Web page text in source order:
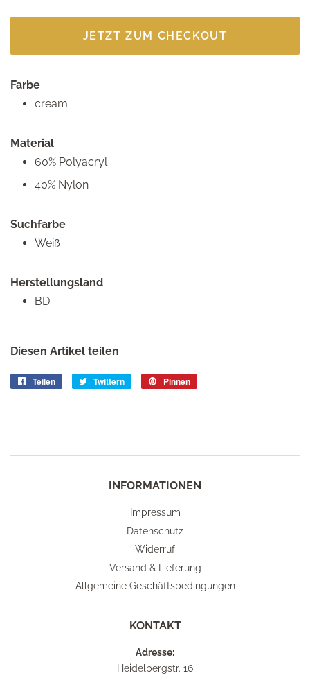
JETZT ZUM CHECKOUT
Farbe
cream
Material
60% Polyacryl
40% Nylon
Suchfarbe
Weiß
Herstellungsland
BD
Diesen Artikel teilen
Teilen Twittern Pinnen
INFORMATIONEN
Impressum
Datenschutz
Widerruf
Versand & Lieferung
Allgemeine Geschäftsbedingungen
KONTAKT
Adresse:
Heidelbergstr. 16